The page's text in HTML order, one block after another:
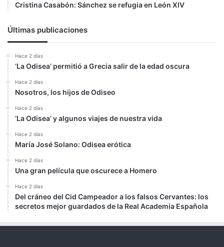
Cristina Casabón: Sánchez se refugia en León XIV
Últimas publicaciones
Hace 2 días
‘La Odisea’ permitió a Grecia salir de la edad oscura
Hace 2 días
Nosotros, los hijos de Odiseo
Hace 2 días
‘La Odisea’ y algunos viajes de nuestra vida
Hace 2 días
María José Solano: Odisea erótica
Hace 2 días
Una gran película que oscurece a Homero
Hace 2 días
Del cráneo del Cid Campeador a los falsos Cervantes: los
secretos mejor guardados de la Real Academia Española